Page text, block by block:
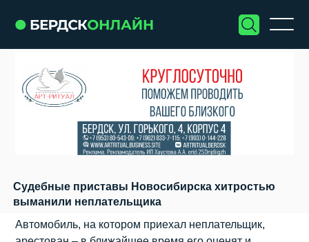
Судебные приставы Новосибирска хитростью
выманили неплательщика
Автомобиль, на котором приехал неплательщик,